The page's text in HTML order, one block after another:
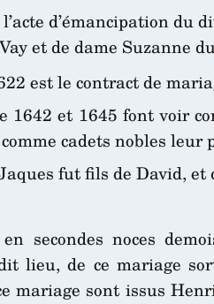
d’émancipation du
et de dame Suzanne
est le contract de
1642 et 1645 font voir
cadets nobles
fut fils de David,
secondes noces
lieu, de ce mariage
mariage sont issus